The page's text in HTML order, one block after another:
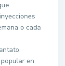
o cada
en